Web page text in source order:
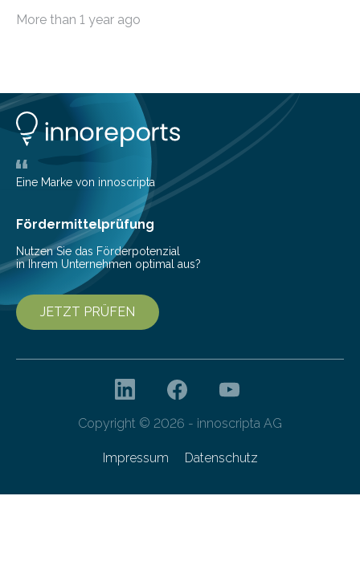
die genau das ermöglichen: Sie helfen Ihnen, Ausgaben
Lösungen interessieren. 1. Multibanking-Tools: Alle
Konten auf einen Blick Viele Banken bieten bereits in
ihrem Online-Banking eine Multibanking-Funktion an,
mit der sich Konten bei anderen Banken…
More than 1 year ago
Eine Marke von innoscripta
Fördermittelprüfung
Nutzen Sie das Förderpotenzial
in Ihrem Unternehmen optimal aus?
JETZT PRÜFEN
Copyright © 2026 - innoscripta AG
Impressum Datenschutz